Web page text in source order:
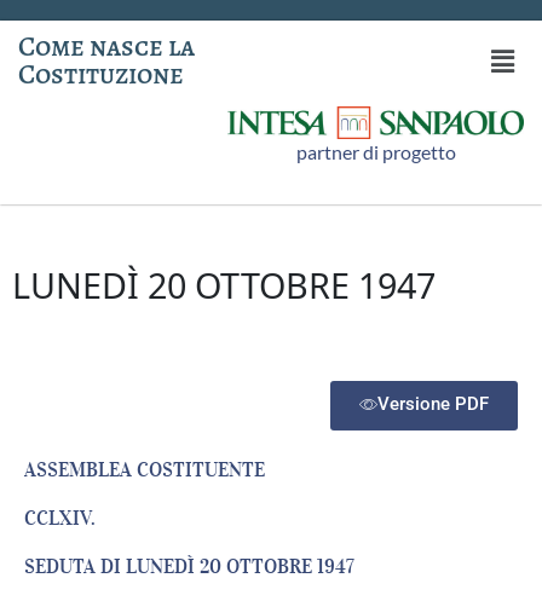
Come nasce la
Costituzione
partner di progetto
LUNEDÌ 20 OTTOBRE 1947
Versione PDF
ASSEMBLEA COSTITUENTE
CCLXIV.
SEDUTA DI LUNEDÌ 20 OTTOBRE 1947